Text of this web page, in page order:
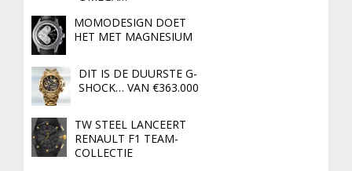
MOMODESIGN DOET
HET MET MAGNESIUM
DIT IS DE DUURSTE G-
SHOCK… VAN €363.000
TW STEEL LANCEERT
RENAULT F1 TEAM-
COLLECTIE